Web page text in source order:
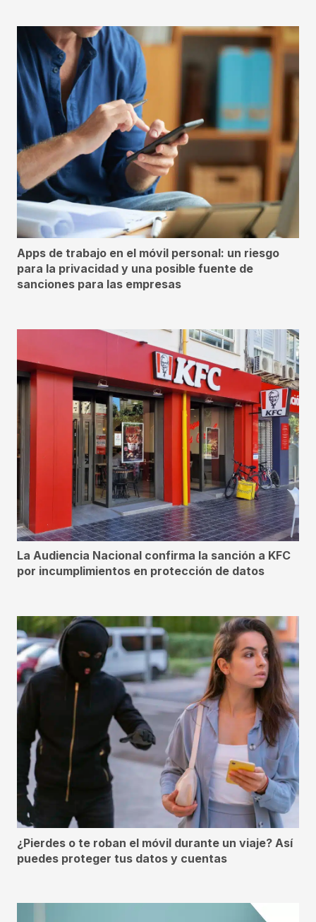
Apps de trabajo en el móvil personal: un riesgo
para la privacidad y una posible fuente de
sanciones para las empresas
La Audiencia Nacional confirma la sanción a KFC
por incumplimientos en protección de datos
¿Pierdes o te roban el móvil durante un viaje? Así
puedes proteger tus datos y cuentas